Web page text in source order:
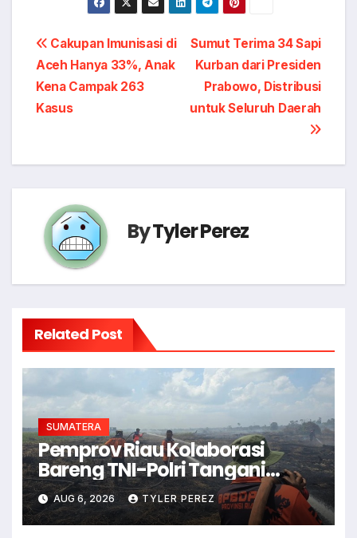
Post
navigation
Sumut Terima 34 Sapi
Kurban dari Presiden
Prabowo, Distribusi
untuk Seluruh Daerah
Cakupan Imunisasi di
Aceh Hanya 33%, Anak
Kena Campak 263
Kasus
ByTyler Perez
Related Post
SUMATERA
Pemprov Riau Kolaborasi
Bareng TNI-Polri Tangani
Karhutla di Musim Kemarau
AUG 6, 2026 TYLER PEREZ